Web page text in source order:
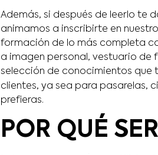
Además, si después de leerlo te
animamos a inscribirte en nuestro
formación de lo más completa
a imagen personal, vestuario de
selección de conocimientos que
clientes, ya sea para pasarelas,
prefieras.
POR QUÉ